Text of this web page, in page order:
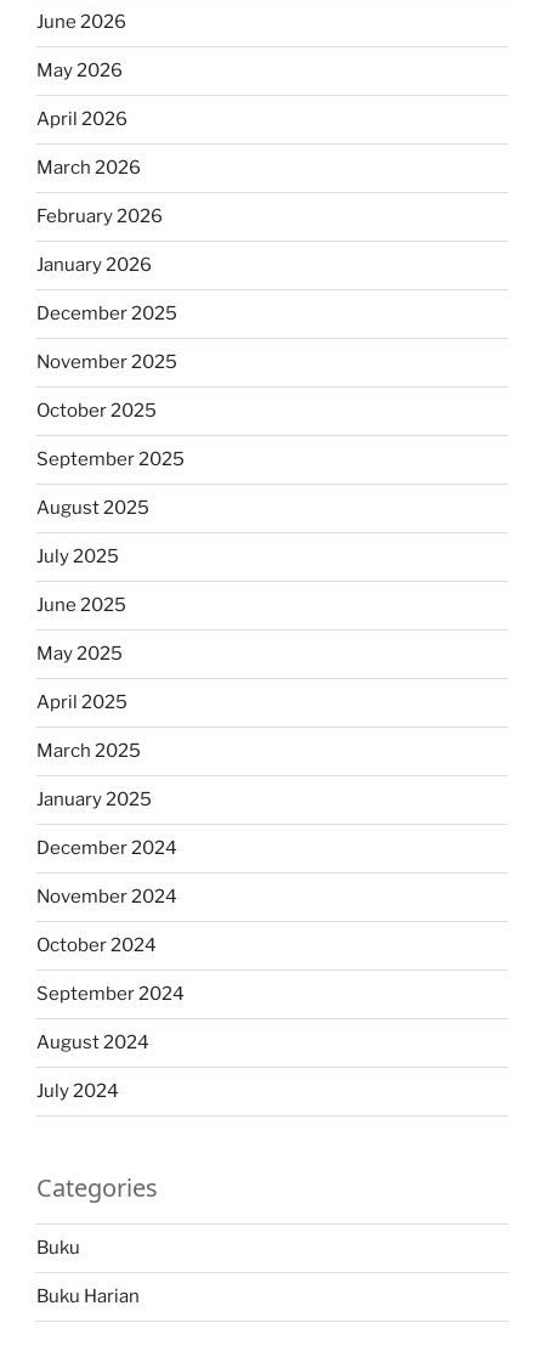
June 2026
May 2026
April 2026
March 2026
February 2026
January 2026
December 2025
November 2025
October 2025
September 2025
August 2025
July 2025
June 2025
May 2025
April 2025
March 2025
January 2025
December 2024
November 2024
October 2024
September 2024
August 2024
July 2024
Categories
Buku
Buku Harian